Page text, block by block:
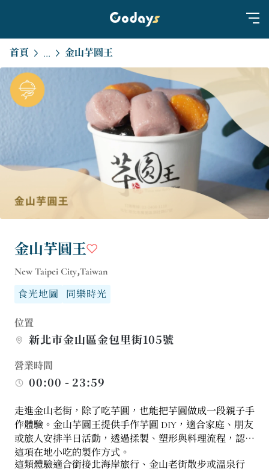
首頁 ... 金山芋圓王
金山芋圓王
New Taipei City,Taiwan
食光地圖
同樂時光
位置
新北市金山區金包里街105號
營業時間
00:00 - 23:59
走進金山老街，除了吃芋圓，也能把芋圓做成一段親子手
作體驗。金山芋圓王提供手作芋圓 DIY，適合家庭、朋友
或旅人安排半日活動，透過揉製、塑形與料理流程，認識
這項在地小吃的製作方式。
這類體驗適合銜接北海岸旅行、金山老街散步或溫泉行